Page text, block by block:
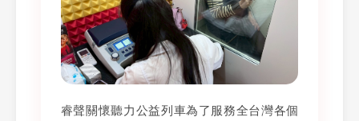
睿聲關懷聽力公益列車為了服務全台灣各個